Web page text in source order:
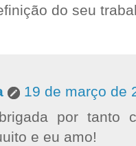
do seu
19 de março de
por tanto
e eu amo!